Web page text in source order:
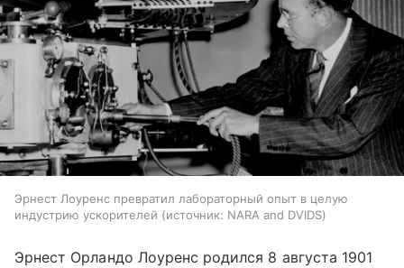
Эрнест Лоуренс превратил лабораторный опыт в целую
индустрию ускорителей
источник: NARA and DVIDS
Эрнест Орландо Лоуренс родился 8 августа 1901